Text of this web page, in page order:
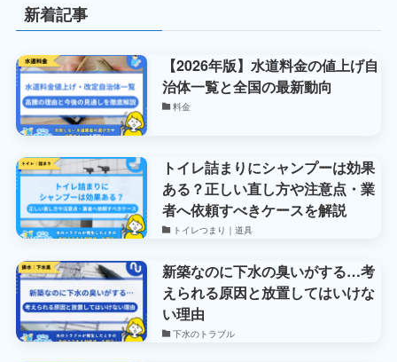
新着記事
【2026年版】水道料金の値上げ自
治体一覧と全国の最新動向
料金
トイレ詰まりにシャンプーは効果
ある？正しい直し方や注意点・業
者へ依頼すべきケースを解説
トイレつまり｜道具
新築なのに下水の臭いがする…考
えられる原因と放置してはいけな
い理由
下水のトラブル